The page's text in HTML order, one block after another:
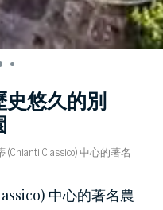
史悠久的別
Classico) 中心的著名
中心的著名農